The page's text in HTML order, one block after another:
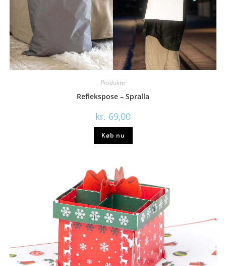
Produkter
Reflekspose – Spralla
kr. 69,00
Køb nu